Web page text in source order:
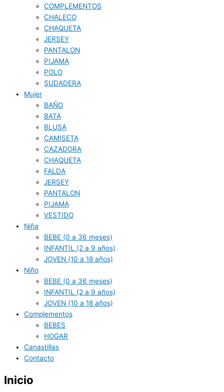
COMPLEMENTOS
CHALECO
CHAQUETA
JERSEY
PANTALON
PIJAMA
POLO
SUDADERA
Mujer
BAÑO
BATA
BLUSA
CAMISETA
CAZADORA
CHAQUETA
FALDA
JERSEY
PANTALON
PIJAMA
VESTIDO
Niña
BEBE (0 a 36 meses)
INFANTIL (2 a 9 años)
JOVEN (10 a 18 años)
Niño
BEBE (0 a 36 meses)
INFANTIL (2 a 9 años)
JOVEN (10 a 18 años)
Complementos
BEBES
HOGAR
Canastillas
Contacto
Inicio